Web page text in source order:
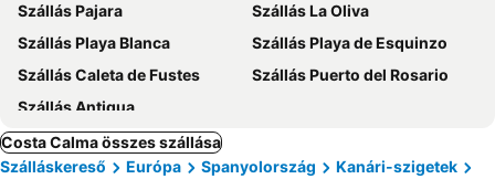
Szállás Pajara
Szállás La Oliva
Szállás Playa Blanca
Szállás Playa de Esquinzo
Szállás Caleta de Fustes
Szállás Puerto del Rosario
Szállás Antigua
Costa Calma összes szállása
Szálláskereső
Európa Spanyolország
Kanári-szigetek